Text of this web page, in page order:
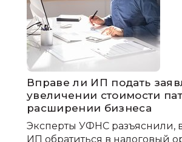
Вправе ли ИП подать
увеличении стоимости
расширении бизнеса
Эксперты УФНС разъяснили,
ИП обратиться в налоговый